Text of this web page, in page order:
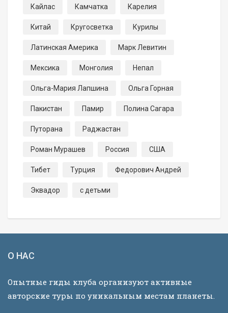
Кайлас Камчатка Карелия
Китай Кругосветка Курилы
Латинская Америка Марк Левитин
Мексика Монголия Непал
Ольга-Мария Лапшина Ольга Горная
Пакистан Памир Полина Сагара
Путорана Раджастан
Роман Мурашев Россия США
Тибет Турция Федорович Андрей
Эквадор с детьми
О НАС
Опытные гиды клуба организуют активные
авторские туры по уникальным местам планеты.